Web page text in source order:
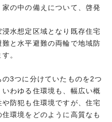
の中の備えについて、啓発
水想定区域となり既存住宅
と水平避難の両輪で地域防
。
3つに分けていたものを2つ
わゆる住環境も、幅広い概
防犯も住環境ですが、住宅
環境をどのように高質なも